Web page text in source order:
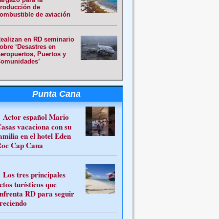
de
de aviación
en RD seminario
‘Desastres en
Puertos y
Punta Cana
Actor español Mario
vacaciona con su
en el hotel Eden
Cap Cana
Los tres principales
turísticos que
RD para seguir